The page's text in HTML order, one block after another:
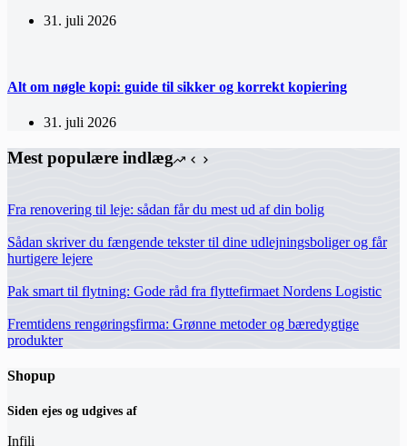
31. juli 2026
Alt om nøgle kopi: guide til sikker og korrekt kopiering
31. juli 2026
Mest populære indlæg
Fra renovering til leje: sådan får du mest ud af din bolig
Sådan skriver du fængende tekster til dine udlejningsboliger og får
hurtigere lejere
Pak smart til flytning: Gode råd fra flyttefirmaet Nordens Logistic
Fremtidens rengøringsfirma: Grønne metoder og bæredygtige
produkter
Shopup
Siden ejes og udgives af
Infili